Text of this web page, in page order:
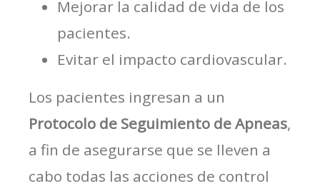
Mejorar la calidad de vida de los
pacientes.
Evitar el impacto cardiovascular.
Los pacientes ingresan a un
Protocolo de Seguimiento de Apneas,
a fin de asegurarse que se lleven a
cabo todas las acciones de control